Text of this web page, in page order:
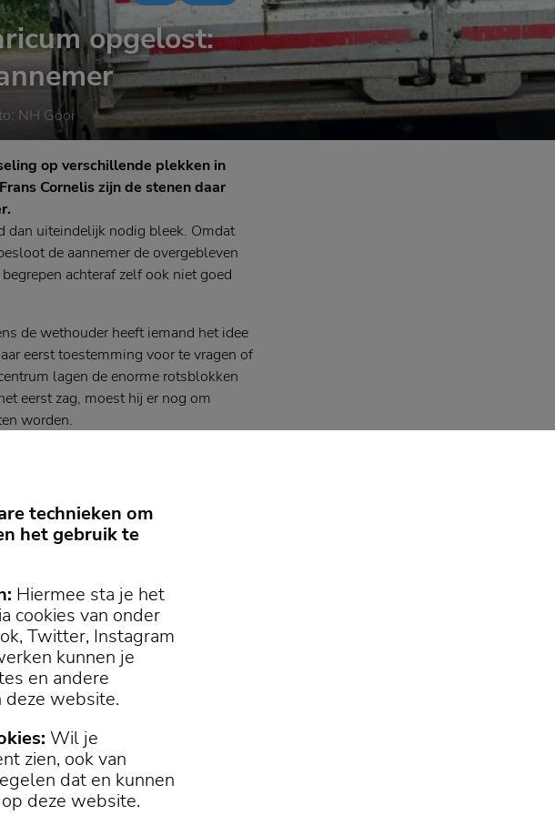
opgelost:
NH Gooi
op verschillende plekken in
Cornelis zijn de stenen daar
dan uiteindelijk nodig bleek. Omdat
de aannemer de overgebleven
achteraf zelf ook niet goed
de wethouder heeft iemand het idee
eerst toestemming voor te vragen of
lagen de enorme rotsblokken
eerst zag, moest hij er nog om
worden.
Volgens de wethouder gaat er bij
met aannemers. Af en toe wordt
technieken om
het gebruik te
Hiermee sta je het
cookies van onder
Twitter, Instagram
kunnen je
en andere
website.
Wil je
zien, ook van
dat en kunnen
deze website.